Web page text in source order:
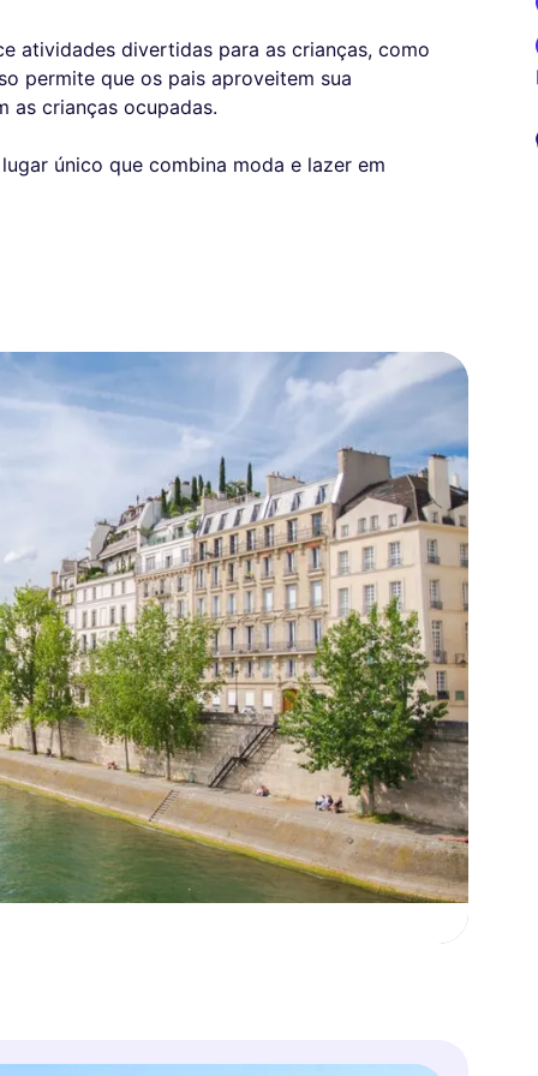
atividades divertidas para as crianças, como
permite que os pais aproveitem sua
as crianças ocupadas.
único que combina moda e lazer em